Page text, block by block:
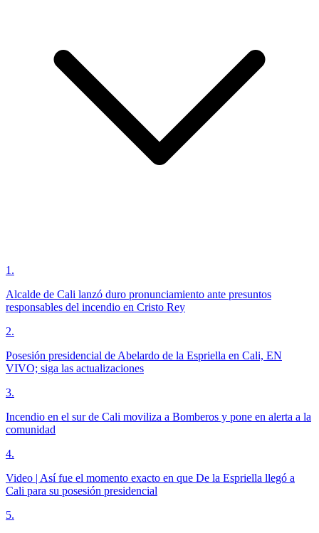
1 .
Alcalde de Cali lanzó duro pronunciamiento ante presuntos
responsables del incendio en Cristo Rey
2.
Posesión presidencial de Abelardo de la Espriella en Cali, EN
VIVO; siga las actualizaciones
3.
Incendio en el sur de Cali moviliza a Bomberos y pone en alerta a la
comunidad
4.
Video | Así fue el momento exacto en que De la Espriella llegó a
Cali para su posesión presidencial
5.